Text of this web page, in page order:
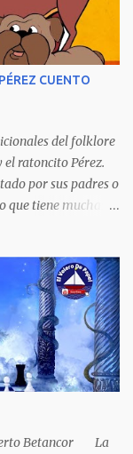
nombres de los
a la sociedad
en libertad, pese a
culpabilidad. La
sociedad
CUENTO
del folklore
ratoncito Pérez.
por sus padres o
tiene muchas
llamada
de su casa,
emocionó al ver lo
cinco céntimos).
ver que no era de
y pensando que
desecho la idea
pero desecho
final se le ocurrió
La